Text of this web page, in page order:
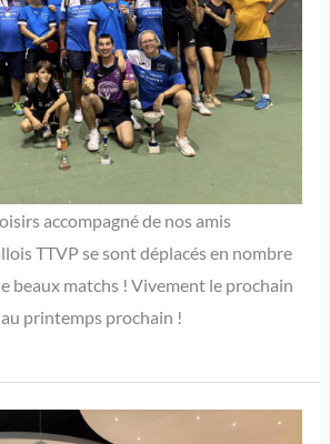
accompagné de nos amis
TTVP se sont déplacés en nombre
beaux matchs ! Vivement le prochain
printemps prochain !